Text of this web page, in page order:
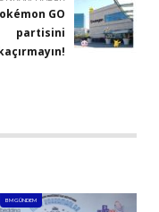
GO
partisini
BM GÜNDEM